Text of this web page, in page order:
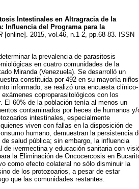
Intestinales en Altragracia de la
: Influencia del Programa para la
[online]. 2015, vol.46, n.1-2, pp.68-83. ISSN
la prevalencia de parasitosis
en cuatro comunidades de la
Miranda (Venezuela). Se desarrolló un
constituida por 492 en su mayoría
informado, se realizó una encuesta clínico-
coproparasitológicos con los
El 60% de la población tenía al menos un
contaminados por heces de humanos y/
intestinales, especialmente
viven con fallas en la disposición de
humano, demuestran la persistencia
salud pública; sin embargo, la influencia
de ivermectina y educación sanitaria con
la Eliminación de Oncocercosis en
como efecto colateral no sólo disminuir la
de los protozoarios, a pesar de estar
que las comunidades restantes.